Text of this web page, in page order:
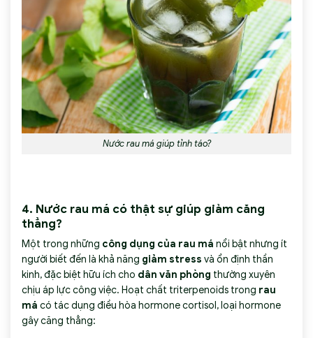
Nước rau má giúp tỉnh táo?
4. Nước rau má có thật sự giúp giảm căng
thẳng?
Một trong những công dụng của rau má nổi bật nhưng ít
người biết đến là khả năng giảm stress và ổn định thần
kinh, đặc biệt hữu ích cho dân văn phòng thường xuyên
chịu áp lực công việc. Hoạt chất triterpenoids trong rau
má có tác dụng điều hòa hormone cortisol, loại hormone
gây căng thẳng: